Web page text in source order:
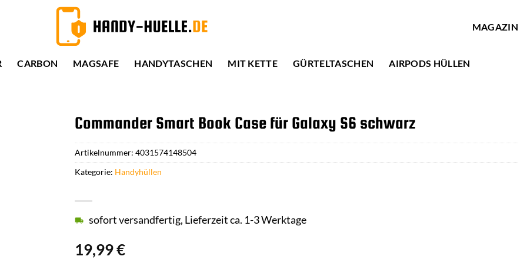
MAGAZIN
CARBON MAGSAFE HANDYTASCHEN MIT KETTE GÜRTELTASCHEN AIRPODS HÜLLEN
Commander Smart Book Case für Galaxy S6 schwarz
19,99€
sofort versandfertig, Lieferzeit ca. 1-3 Werktage
Artikelnummer: 4031574148504
Kategorie: Handyhüllen